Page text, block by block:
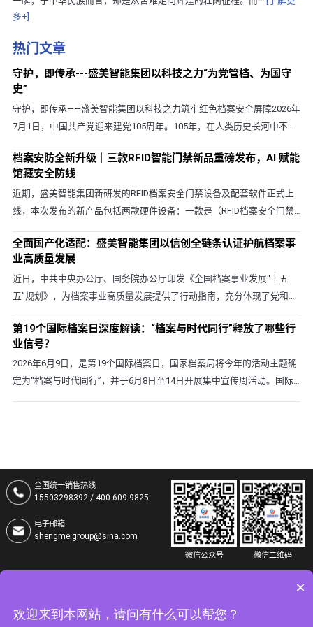
多+]
热门文章
守护，即传承---盛美智能集团以科技之力“为党管档、为国守
史”
守护，即传承——盛美智能集团以科技之力筑牢红色档案安全屏障2026年
7月1日，中国共产党迎来建党105周年。105年，在人类历史长河中不过
多+]
档案安防全新升级｜三款RFID智能门禁新品重磅发布，AI 赋能
馆藏安全防线
近期，盛美智能集团新研发的RFID档案安全门禁设备及配套软件正式上
线，本次发布的新产品包括两款硬件设备：一款是（RFID档案安全门禁
多+]
全面国产化适配：盛美智能集团以信创全链条认证护航档案事
业高质量发展
近日，中共中央办公厅、国务院办公厅印发《全国档案事业发展“十五
五”规划》，为档案事业高质量发展提供了行动指南，充分体现了党和国
多+]
第19个国际档案日深度解读：“档案与时代同行”释放了哪些行
业信号？
2026年6月9日，是第19个国际档案日，国家档案局将今年的活动主题确
定为“档案与时代同行”，并于6月8日至14日开展集中宣传周活动。国际
全国统一销售热线
15503298392 / 400-609-9825
电子邮箱
shengmeigroup@sina.com
微信公众号 微信二维码
版权所有：河北盛美智能集团股份有限公司 未经同意，禁止转载
网站备案许可证号: 冀ICP备19023016号-3
×
欢迎来到本网站，请问有什么可以帮您？